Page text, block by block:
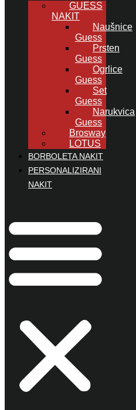
GUESS
NAKIT
Naušnice
Guess
Prsten
Guess
Ogrlice
Guess
Set
Guess
Narukvica
Guess
Brosway
LOTUS
BORBOLETA NAKIT
PERSONALIZIRANI
NAKIT